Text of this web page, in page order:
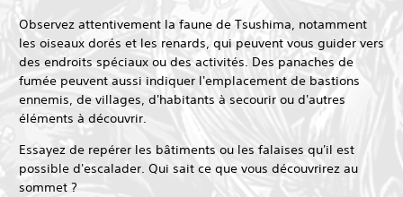
Observez attentivement la faune de Tsushima, notamment
les oiseaux dorés et les renards, qui peuvent vous guider vers
des endroits spéciaux ou des activités. Des panaches de
fumée peuvent aussi indiquer l'emplacement de bastions
ennemis, de villages, d'habitants à secourir ou d'autres
éléments à découvrir.
Essayez de repérer les bâtiments ou les falaises qu'il est
possible d'escalader. Qui sait ce que vous découvrirez au
sommet ?